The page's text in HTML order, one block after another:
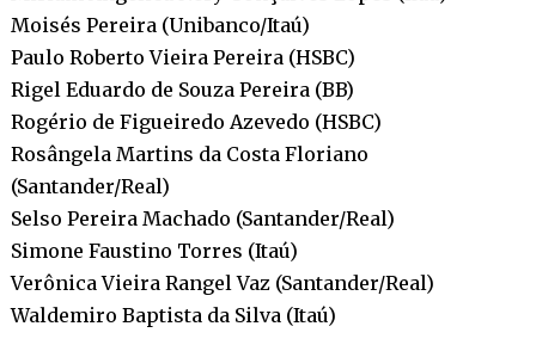
Moisés Pereira (Unibanco/Itaú)
Paulo Roberto Vieira Pereira (HSBC)
Rigel Eduardo de Souza Pereira (BB)
Rogério de Figueiredo Azevedo (HSBC)
Rosângela Martins da Costa Floriano
(Santander/Real)
Selso Pereira Machado (Santander/Real)
Simone Faustino Torres (Itaú)
Verônica Vieira Rangel Vaz (Santander/Real)
Waldemiro Baptista da Silva (Itaú)